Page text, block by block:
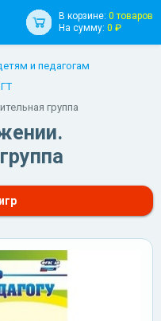
В корзине: 0 товаров
На сумму: 0 ₽
и педагогам
группа